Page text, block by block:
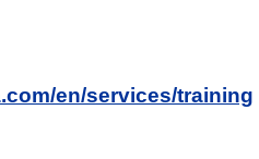
en/services/training